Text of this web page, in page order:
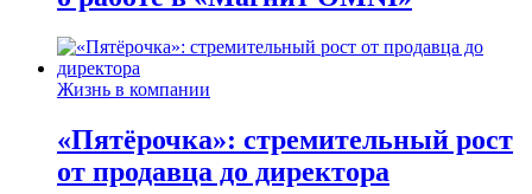
Жизнь в компании
«Пятёрочка»: стремительный рост
от продавца до директора